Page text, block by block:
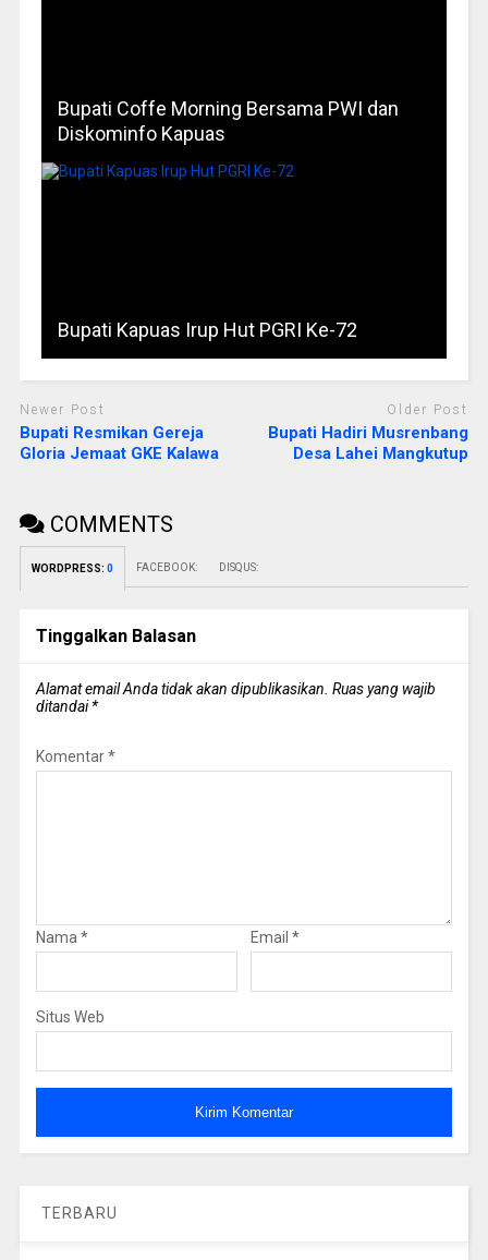
Bupati Coffe Morning Bersama PWI dan
Diskominfo Kapuas
Bupati Kapuas Irup Hut PGRI Ke-72
Newer Post
Bupati Resmikan Gereja
Gloria Jemaat GKE Kalawa
Older Post
Bupati Hadiri Musrenbang
Desa Lahei Mangkutup
COMMENTS
WORDPRESS: 0 FACEBOOK: DISQUS:
Tinggalkan Balasan
Alamat email Anda tidak akan dipublikasikan. Ruas yang wajib
ditandai*
Komentar*
Nama * Email *
Situs Web
TERBARU